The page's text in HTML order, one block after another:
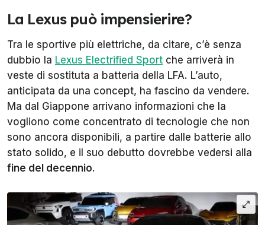
La Lexus può impensierire?
Tra le sportive più elettriche, da citare, c’è senza
dubbio la Lexus Electrified Sport che arriverà in
veste di sostituta a batteria della LFA. L’auto,
anticipata da una concept, ha fascino da vendere.
Ma dal Giappone arrivano informazioni che la
vogliono come concentrato di tecnologie che non
sono ancora disponibili, a partire dalle batterie allo
stato solido, e il suo debutto dovrebbe vedersi alla
fine del decennio.